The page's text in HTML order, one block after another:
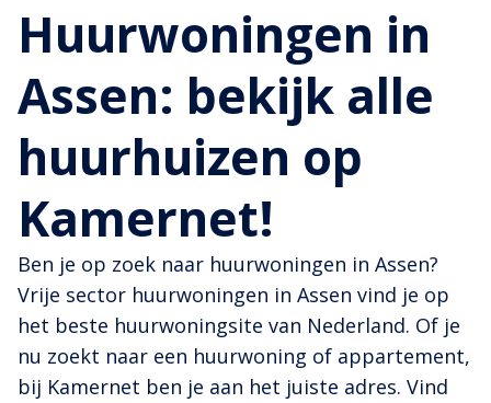
Huurwoningen in
Assen: bekijk alle
huurhuizen op
Kamernet!
Ben je op zoek naar huurwoningen in Assen?
Vrije sector huurwoningen in Assen vind je op
het beste huurwoningsite van Nederland. Of je
nu zoekt naar een huurwoning of appartement,
bij Kamernet ben je aan het juiste adres. Vind